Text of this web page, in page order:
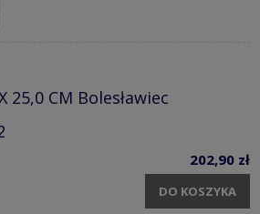
25,0 CM Bolesławiec
202,90 zł
DO KOSZYKA